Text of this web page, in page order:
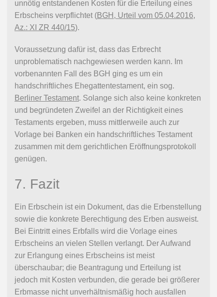
unnötig entstandenen Kosten für die Erteilung eines
Erbscheins verpflichtet (BGH, Urteil vom 05.04.2016,
Az.: XI ZR 440/15).
Voraussetzung dafür ist, dass das Erbrecht
unproblematisch nachgewiesen werden kann. Im
vorbenannten Fall des BGH ging es um ein
handschriftliches Ehegattentestament, ein sog.
Berliner Testament. Solange sich also keine konkreten
und begründeten Zweifel an der Richtigkeit eines
Testaments ergeben, muss mittlerweile auch zur
Vorlage bei Banken ein handschriftliches Testament
zusammen mit dem gerichtlichen Eröffnungsprotokoll
genügen.
7. Fazit
Ein Erbschein ist ein Dokument, das die Erbenstellung
sowie die konkrete Berechtigung des Erben ausweist.
Bei Eintritt eines Erbfalls wird die Vorlage eines
Erbscheins an vielen Stellen verlangt. Der Aufwand
zur Erlangung eines Erbscheins ist meist
überschaubar; die Beantragung und Erteilung ist
jedoch mit Kosten verbunden, die gerade bei größerer
Erbmasse nicht unverhältnismäßig hoch ausfallen